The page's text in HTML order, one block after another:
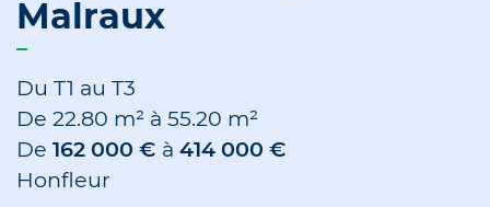
Malraux
Du T1 au T3
De 22.80 m² à 55.20 m²
De 162 000 € à 414 000 €
Honfleur